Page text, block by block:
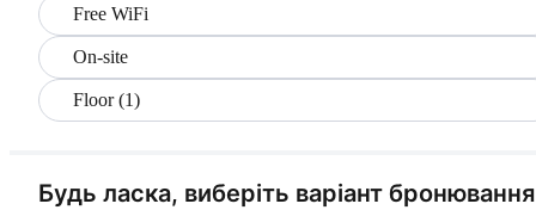
Free WiFi
On-site
Floor (1)
Будь ласка, виберіть варіант бронювання